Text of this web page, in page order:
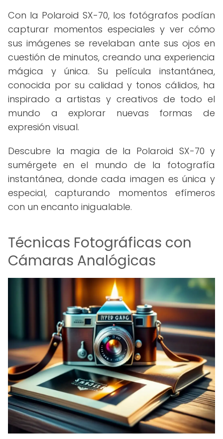
Con la Polaroid SX-70, los fotógrafos podían
capturar momentos especiales y ver cómo
sus imágenes se revelaban ante sus ojos en
cuestión de minutos, creando una experiencia
mágica y única. Su película instantánea,
conocida por su calidad y tonos cálidos, ha
inspirado a artistas y creativos de todo el
mundo a explorar nuevas formas de
expresión visual.
Descubre la magia de la Polaroid SX-70 y
sumérgete en el mundo de la fotografía
instantánea, donde cada imagen es única y
especial, capturando momentos efímeros
con un encanto inigualable.
Técnicas Fotográficas con
Cámaras Analógicas